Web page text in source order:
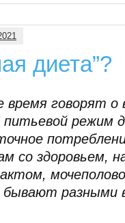
диета”?
время говорят
питьевой режим
со здоровьем,
разными